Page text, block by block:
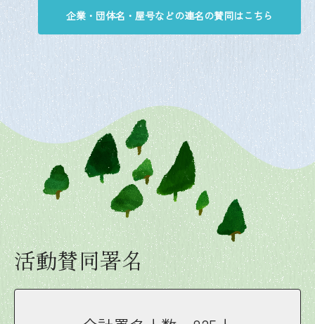
企業・団体名・屋号などの連名の賛同はこちら
活動賛同署名